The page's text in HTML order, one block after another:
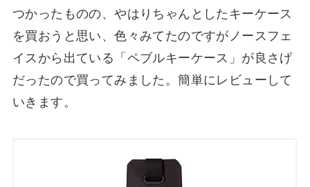
つかったものの、やはりちゃんとしたキーケース
を買おうと思い、色々みてたのですがノースフェ
イスから出ている「ペブルキーケース」が良さげ
だったので買ってみました。簡単にレビューして
いきます。